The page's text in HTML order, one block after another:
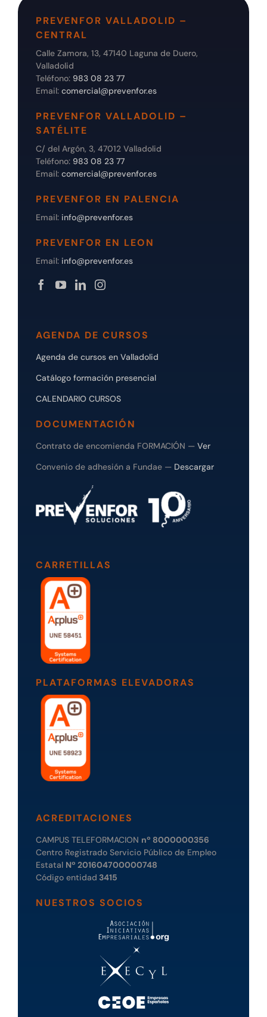
PREVENFOR VALLADOLID –
CENTRAL
Calle Zamora, 13, 47140 Laguna de Duero,
Valladolid
Teléfono: 983 08 23 77
Email: comercial@prevenfor.es
PREVENFOR VALLADOLID –
SATÉLITE
C/ del Argón, 3, 47012 Valladolid
Teléfono: 983 08 23 77
Email: comercial@prevenfor.es
PREVENFOR EN PALENCIA
Email: info@prevenfor.es
PREVENFOR EN LEON
Email: info@prevenfor.es
AGENDA DE CURSOS
Agenda de cursos en Valladolid
Catálogo formación presencial
CALENDARIO CURSOS
DOCUMENTACIÓN
Contrato de encomienda FORMACIÓN — Ver
Convenio de adhesión a Fundae — Descargar
CARRETILLAS
PLATAFORMAS ELEVADORAS
ACREDITACIONES
CAMPUS TELEFORMACION nº 8000000356
Centro Registrado Servicio Público de Empleo
Estatal Nº 201604700000748
Código entidad 3415
NUESTROS SOCIOS